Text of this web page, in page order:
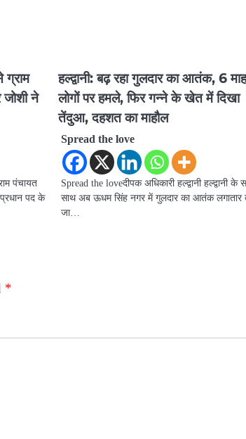
ग्राम
जोशी ने
पंचायत
पद के
हल्द्वानी: बढ़ रहा गुलदार का आतंक, 6
लोगों पर हमले, फिर गन्ने के खेत में दिखा
तेंदुआ, दहशत का माहौल
Spread the love
Spread the loveदीपक अधिकारी हल्द्वानी हल्द्वानी के
साथ अब ऊधम सिंह नगर में गुलदार का आतंक लगातार
जा…
*